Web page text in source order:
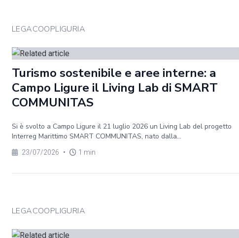
LEGACOOPLIGURIA
Turismo sostenibile e aree interne: a
Campo Ligure il Living Lab di SMART
COMMUNITAS
Si è svolto a Campo Ligure il 21 luglio 2026 un Living Lab del progetto
Interreg Marittimo SMART COMMUNITAS, nato dalla...
23/07/2026 • 1 min
LEGACOOPLIGURIA